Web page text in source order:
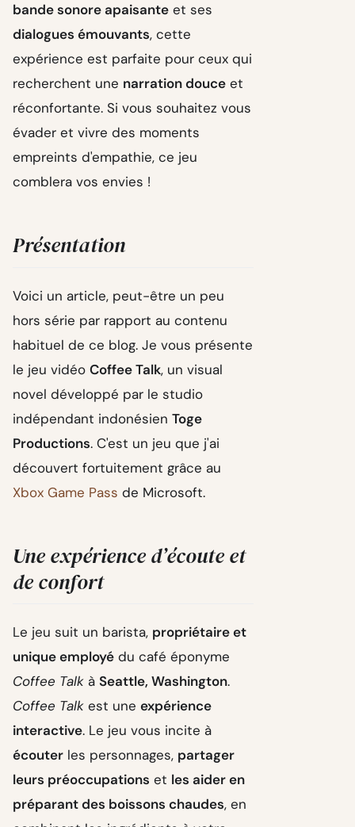
bande sonore apaisante et ses
dialogues émouvants, cette
expérience est parfaite pour ceux qui
recherchent une narration douce et
réconfortante. Si vous souhaitez vous
évader et vivre des moments
empreints d'empathie, ce jeu
comblera vos envies !
Présentation
Voici un article, peut-être un peu
hors série par rapport au contenu
habituel de ce blog. Je vous présente
le jeu vidéo Coffee Talk, un visual
novel développé par le studio
indépendant indonésien Toge
Productions. C'est un jeu que j'ai
découvert fortuitement grâce au
Xbox Game Pass de Microsoft.
Une expérience d’écoute et
de confort
Le jeu suit un barista, propriétaire et
unique employé du café éponyme
Coffee Talk à Seattle, Washington.
Coffee Talk est une expérience
interactive. Le jeu vous incite à
écouter les personnages, partager
leurs préoccupations et les aider en
préparant des boissons chaudes, en